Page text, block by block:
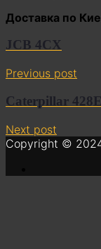
Доставка по
JCB 4CX
Previous post
Caterpillar 428Е
Next post
Copyright ©